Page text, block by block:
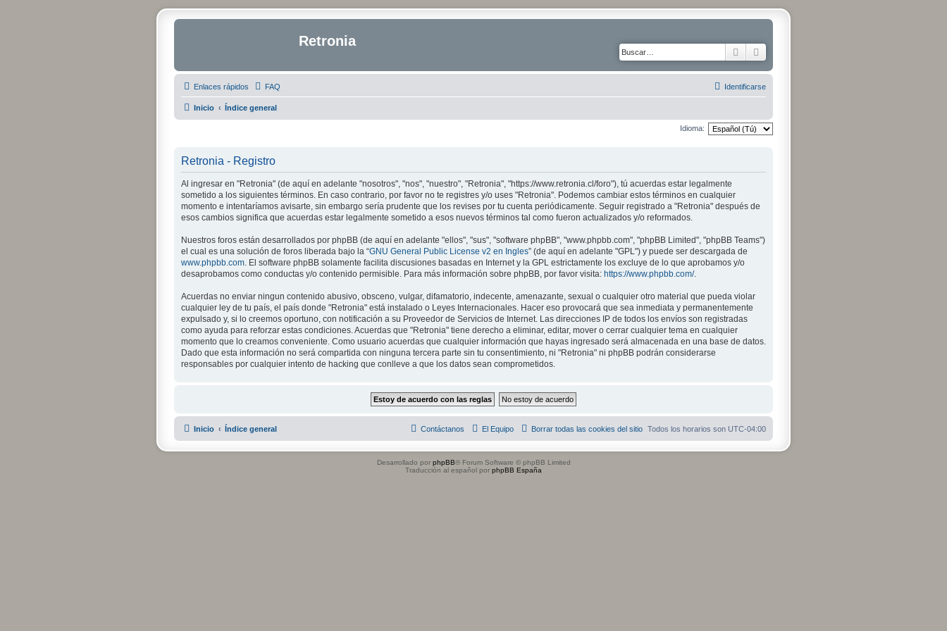
Retronia
Buscar
Enlaces rápidos FAQ Identificarse
Inicio Índice general
Idioma:
Retronia - Registro
Al ingresar en "Retronia" (de aquí en adelante "nosotros", "nos", "nuestro", "Retronia", "https://www.retronia.cl/foro"), tú acuerdas estar legalmente
sometido a los siguientes términos. En caso contrario, por favor no te registres y/o uses "Retronia". Podemos cambiar estos términos en cualquier
momento e intentaríamos avisarte, sin embargo sería prudente que los revises por tu cuenta periódicamente. Seguir registrado a "Retronia" después de
esos cambios significa que acuerdas estar legalmente sometido a esos nuevos términos tal como fueron actualizados y/o reformados.
Nuestros foros están desarrollados por phpBB (de aquí en adelante "ellos", "sus", "software phpBB", "www.phpbb.com", "phpBB Limited", "phpBB Teams")
el cual es una solución de foros liberada bajo la “GNU General Public License v2 en Ingles” (de aquí en adelante "GPL") y puede ser descargada de
www.phpbb.com . El software phpBB solamente facilita discusiones basadas en Internet y la GPL estrictamente los excluye de lo que aprobamos y/o
desaprobamos como conductas y/o contenido permisible. Para más información sobre phpBB, por favor visita: https://www.phpbb.com/.
Acuerdas no enviar ningun contenido abusivo, obsceno, vulgar, difamatorio, indecente, amenazante, sexual o cualquier otro material que pueda violar
cualquier ley de tu país, el país donde "Retronia" está instalado o Leyes Internacionales. Hacer eso provocará que sea inmediata y permanentemente
expulsado y, si lo creemos oportuno, con notificación a su Proveedor de Servicios de Internet. Las direcciones IP de todos los envíos son registradas
como ayuda para reforzar estas condiciones. Acuerdas que "Retronia" tiene derecho a eliminar, editar, mover o cerrar cualquier tema en cualquier
momento que lo creamos conveniente. Como usuario acuerdas que cualquier información que hayas ingresado será almacenada en una base de datos.
Dado que esta información no será compartida con ninguna tercera parte sin tu consentimiento, ni "Retronia" ni phpBB podrán considerarse
responsables por cualquier intento de hacking que conlleve a que los datos sean comprometidos.
Inicio Índice general Todos los horarios son UTC-04:00
Borrar todas las cookies del sitio
El Equipo
Contáctanos
Desarrollado por phpBB® Forum Software © phpBB Limited
Traducción al español por phpBB España